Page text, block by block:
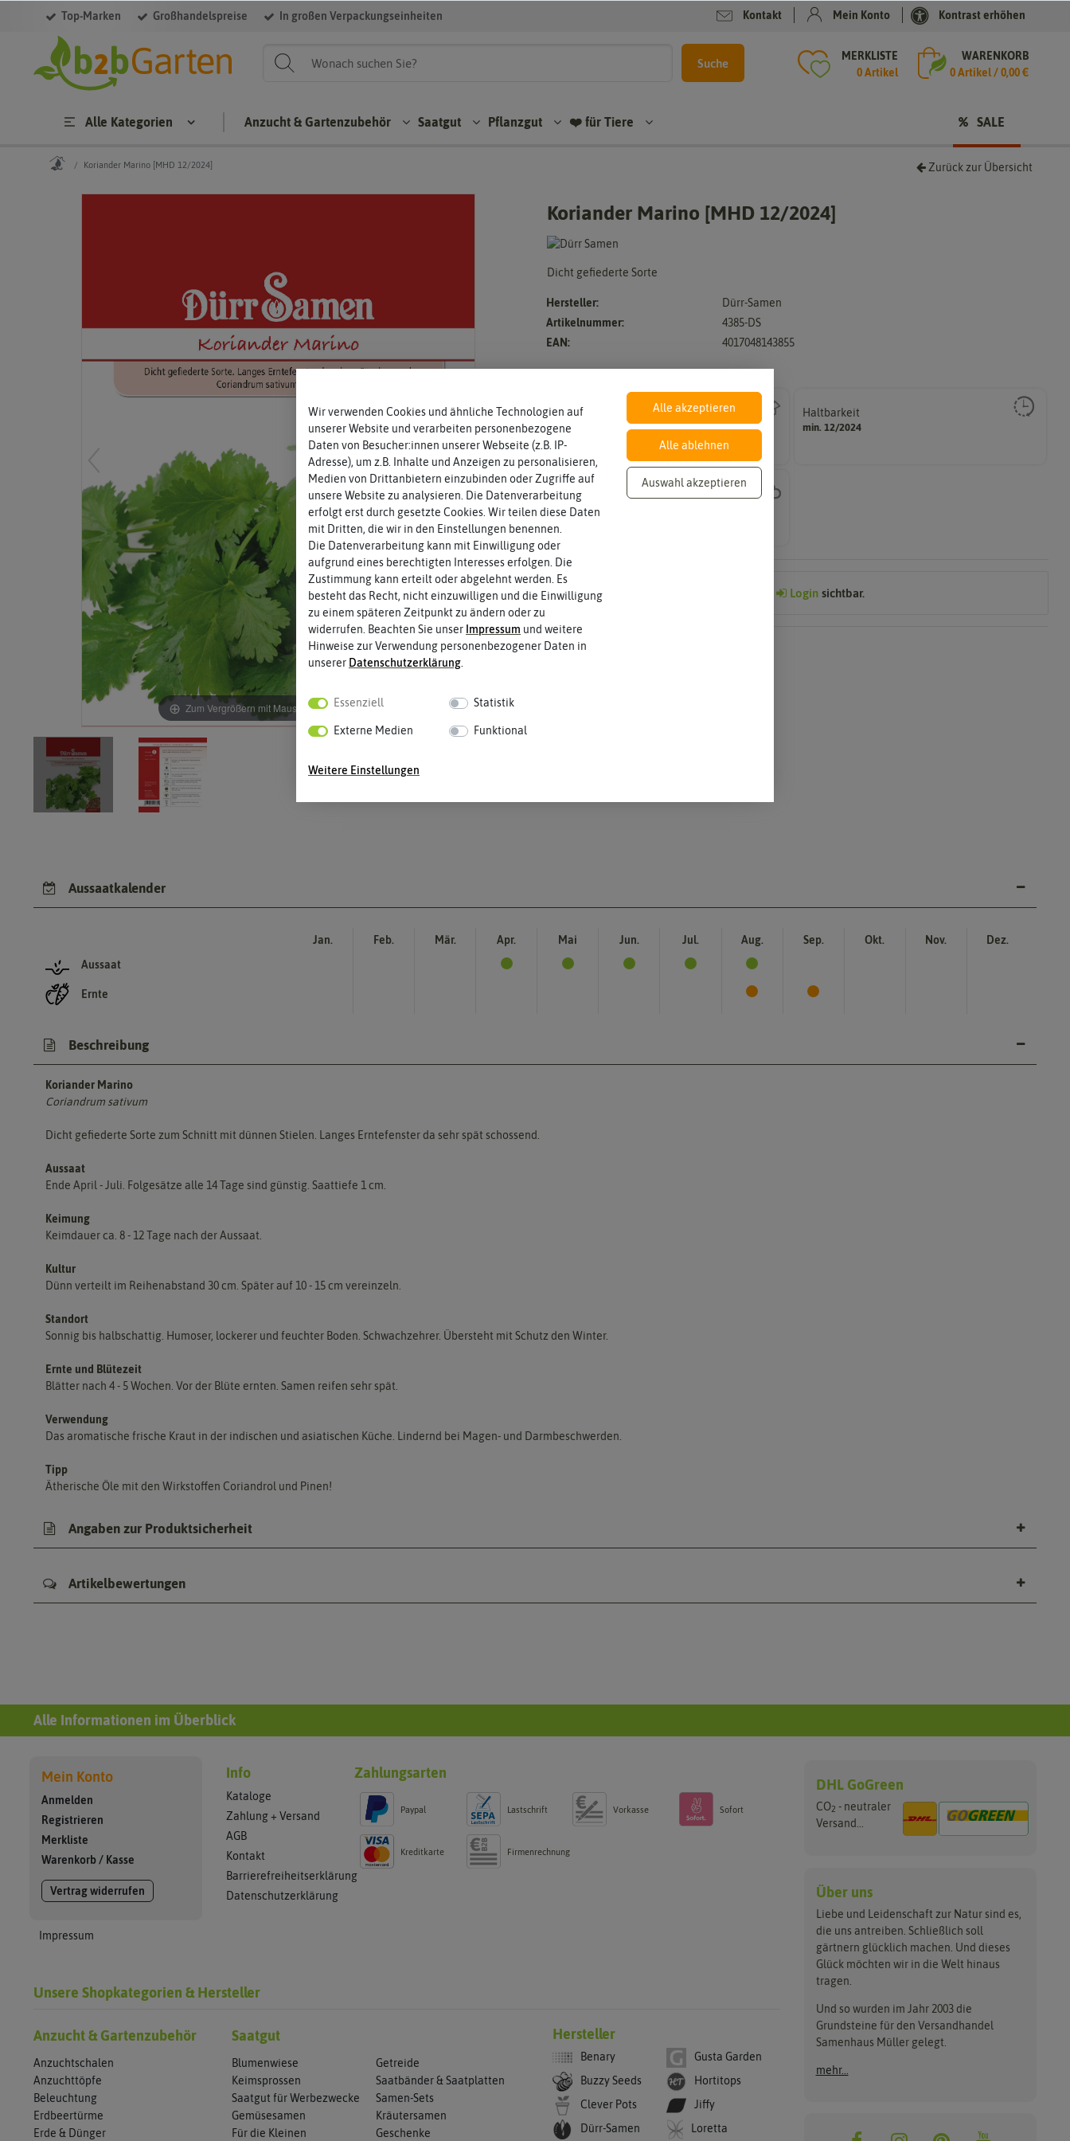
Top-Marken Großhandelspreise In großen Verpackungseinheiten Kontakt Mein Konto Kontrast erhöhen
Suche
MERKLISTE
0 Artikel
WARENKORB
0Artikel /0,00 €
Alle Kategorien Anzucht & Gartenzubehör Saatgut Pflanzgut ❤️ für Tiere SALE
Koriander Marino [MHD 12/2024] Zurück zur Übersicht
Zum Vergrößern mit Maus über das Bild fahren
Koriander Marino [MHD 12/2024]
Dicht gefiederte Sorte
Hersteller:
Dürr-Samen
Artikelnummer:
4385-DS
EAN:
4017048143855
Inhalt
ca. 250 Korn Wie viel ist enthalten
Haltbarkeit
min. 12/2024
Zeitpunkt, bis zu dem das Saat- und Pflanzgut sehr
gut keimen sollte.
Standort
Sonnig / Halbschattig
Wie viel Licht benötigt die Pflanze? (schattig,
halbschattig, sonnig, vollsonnig)
Loginsichtbar.
Aussaatkalender
Aussaat
Ernte
Jan. Feb. Mär. Apr. Mai Jun. Jul. Aug. Sep. Okt. Nov. Dez.
Beschreibung
Koriander Marino
Coriandrum sativum
Dicht gefiederte Sorte zum Schnitt mit dünnen Stielen. Langes Erntefenster da sehr spät schossend.
Aussaat
Ende April - Juli. Folgesätze alle 14 Tage sind günstig. Saattiefe 1 cm.
Keimung
Keimdauer ca. 8 - 12 Tage nach der Aussaat.
Kultur
Dünn verteilt im Reihenabstand 30 cm. Später auf 10 - 15 cm vereinzeln.
Standort
Sonnig bis halbschattig. Humoser, lockerer und feuchter Boden. Schwachzehrer. Übersteht mit Schutz den Winter.
Ernte und Blütezeit
Blätter nach 4 - 5 Wochen. Vor der Blüte ernten. Samen reifen sehr spät.
Verwendung
Das aromatische frische Kraut in der indischen und asiatischen Küche. Lindernd bei Magen- und Darmbeschwerden.
Tipp
Ätherische Öle mit den Wirkstoffen Coriandrol und Pinen!
Angaben zur Produktsicherheit
Artikelbewertungen
Alle Informationen im Überblick
Mein Konto
Anmelden
Registrieren
Merkliste
Warenkorb / Kasse
Vertrag widerrufen
Impressum
Info
Kataloge
Zahlung + Versand
AGB
Kontakt
Barrierefreiheitserklärung
Datenschutzerklärung
Zahlungsarten
Paypal Lastschrift Vorkasse Sofort
Kreditkarte Firmenrechnung
Unsere Shopkategorien & Hersteller
Anzucht & Gartenzubehör
Anzuchtschalen
Anzuchttöpfe
Beleuchtung
Erdbeertürme
Erde & Dünger
Saatgut
Blumenwiese
Getreide
Keimsprossen
Saatbänder & Saatplatten
Saatgut für Werbezwecke
Samen-Sets
Gemüsesamen
Kräutersamen
Für die Kleinen
Geschenke
Hersteller
Benary
Buzzy Seeds
Clever Pots
Dürr-Samen
Gusta Garden
Hortitops
Jiffy
Loretta
DHL GoGreen
CO2 - neutraler
Versand...
Über uns
Liebe und Leidenschaft zur Natur sind es,
die uns antreiben. Schließlich soll
gärtnern glücklich machen. Und dieses
Glück möchten wir in die Welt hinaus
tragen.
Und so wurden im Jahr 2003 die
Grundsteine für den Versandhandel
Samenhaus Müller gelegt.
mehr...
Wir verwenden Cookies und ähnliche Technologien auf
unserer Website und verarbeiten personenbezogene
Daten von Besucher:innen unserer Webseite (z.B. IP-
Adresse), um z.B. Inhalte und Anzeigen zu personalisieren,
Medien von Drittanbietern einzubinden oder Zugriffe auf
unsere Website zu analysieren. Die Datenverarbeitung
erfolgt erst durch gesetzte Cookies. Wir teilen diese Daten
mit Dritten, die wir in den Einstellungen benennen.
Die Datenverarbeitung kann mit Einwilligung oder
aufgrund eines berechtigten Interesses erfolgen. Die
Zustimmung kann erteilt oder abgelehnt werden. Es
besteht das Recht, nicht einzuwilligen und die Einwilligung
zu einem späteren Zeitpunkt zu ändern oder zu
widerrufen. Beachten Sie unser Impressum und weitere
Hinweise zur Verwendung personenbezogener Daten in
unserer Daten­schutz­erklärung.
Essenziell Statistik
Externe Medien Funktional
Weitere Einstellungen
Alle akzeptieren
Alle ablehnen
Auswahl akzeptieren